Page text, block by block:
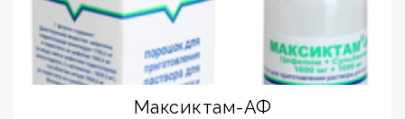
Максиктам-АФ